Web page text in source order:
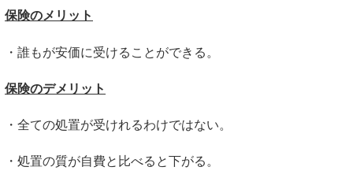
保険のメリット
・誰もが安価に受けることができる。
保険のデメリット
・全ての処置が受けれるわけではない。
・処置の質が自費と比べると下がる。